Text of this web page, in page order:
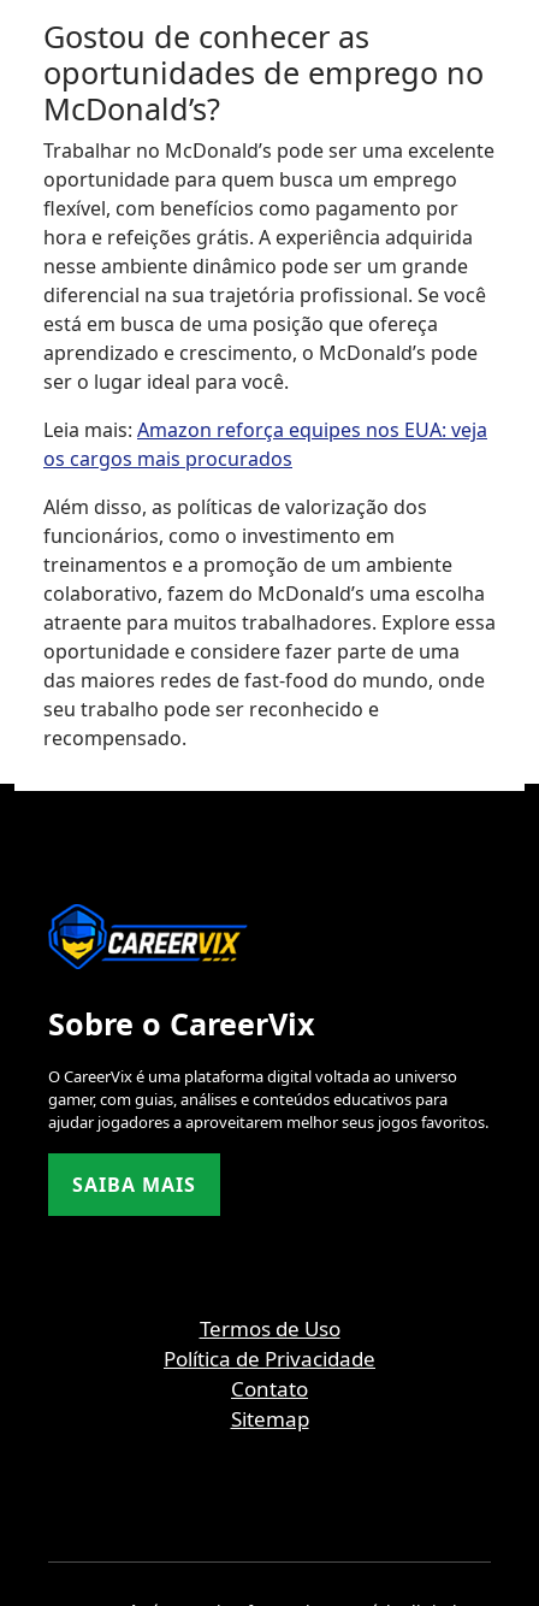
Gostou de conhecer as
oportunidades de emprego no
McDonald’s?
Trabalhar no McDonald’s pode ser uma excelente
oportunidade para quem busca um emprego
flexível, com benefícios como pagamento por
hora e refeições grátis. A experiência adquirida
nesse ambiente dinâmico pode ser um grande
diferencial na sua trajetória profissional. Se você
está em busca de uma posição que ofereça
aprendizado e crescimento, o McDonald’s pode
ser o lugar ideal para você.
Leia mais: Amazon reforça equipes nos EUA: veja
os cargos mais procurados
Além disso, as políticas de valorização dos
funcionários, como o investimento em
treinamentos e a promoção de um ambiente
colaborativo, fazem do McDonald’s uma escolha
atraente para muitos trabalhadores. Explore essa
oportunidade e considere fazer parte de uma
das maiores redes de fast-food do mundo, onde
seu trabalho pode ser reconhecido e
recompensado.
Sobre o CareerVix
O CareerVix é uma plataforma digital voltada ao universo
gamer, com guias, análises e conteúdos educativos para
ajudar jogadores a aproveitarem melhor seus jogos favoritos.
SAIBA MAIS
Termos de Uso
Política de Privacidade
Contato
Sitemap